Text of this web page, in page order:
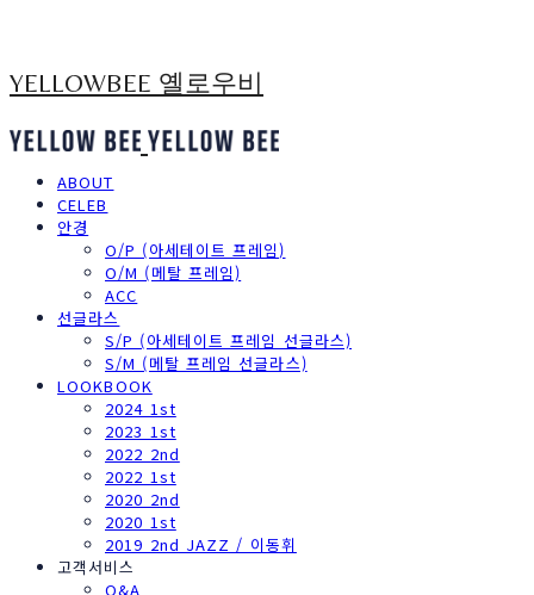
YELLOWBEE 옐로우비
ABOUT
CELEB
안경
O/P (아세테이트 프레임)
O/M (메탈 프레임)
ACC
선글라스
S/P (아세테이트 프레임 선글라스)
S/M (메탈 프레임 선글라스)
LOOKBOOK
2024 1st
2023 1st
2022 2nd
2022 1st
2020 2nd
2020 1st
2019 2nd JAZZ / 이동휘
고객서비스
Q&A